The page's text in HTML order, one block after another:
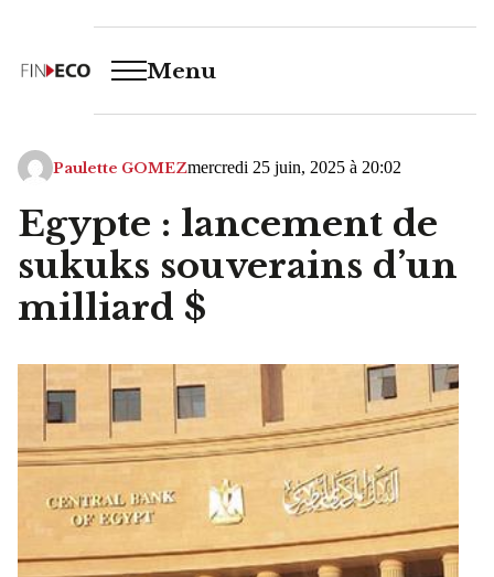
Menu
Paulette GOMEZmercredi 25 juin, 2025 à 20:02
Egypte : lancement de
sukuks souverains d’un
milliard $